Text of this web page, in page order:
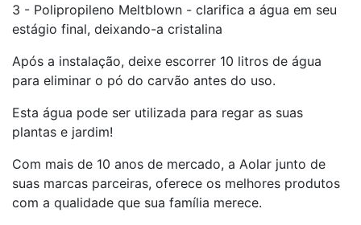
3 - Polipropileno Meltblown - clarifica a água em seu
estágio final, deixando-a cristalina
Após a instalação, deixe escorrer 10 litros de água
para eliminar o pó do carvão antes do uso.
Esta água pode ser utilizada para regar as suas
plantas e jardim!
Com mais de 10 anos de mercado, a Aolar junto de
suas marcas parceiras, oferece os melhores produtos
com a qualidade que sua família merece.